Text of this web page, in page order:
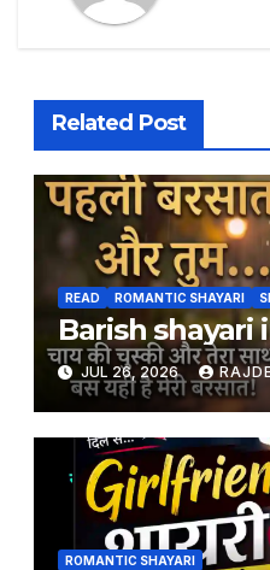
Related Post
READ ROMANTIC SHAYARI
Barish shayari
JUL 26, 2026
ROMANTIC SHAYARI